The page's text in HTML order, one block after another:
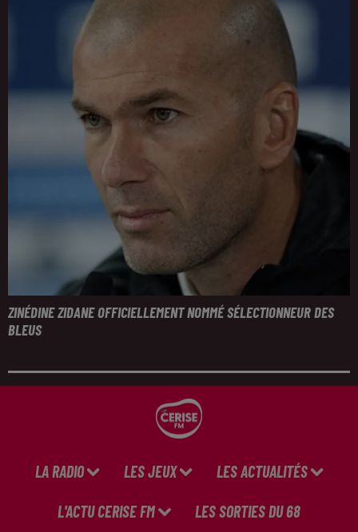
ZINÉDINE ZIDANE OFFICIELLEMENT NOMMÉ SÉLECTIONNEUR DES
BLEUS
LA RADIO LES JEUX LES ACTUALITÉS
L'ACTU CERISE FM LES SORTIES DU 68